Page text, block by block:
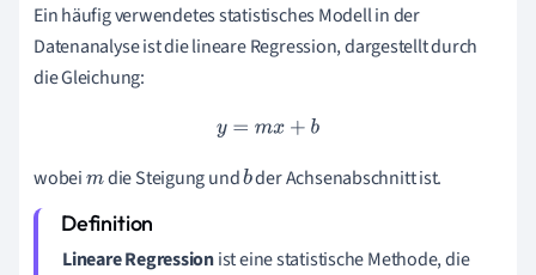
Ein häufig verwendetes statistisches Modell in der
Datenanalyse ist die lineare Regression, dargestellt durch
die Gleichung:
y=mx+ b
wobeim die Steigung undbder Achsenabschnitt ist.
Lineare Regressionist eine statistische Methode, die